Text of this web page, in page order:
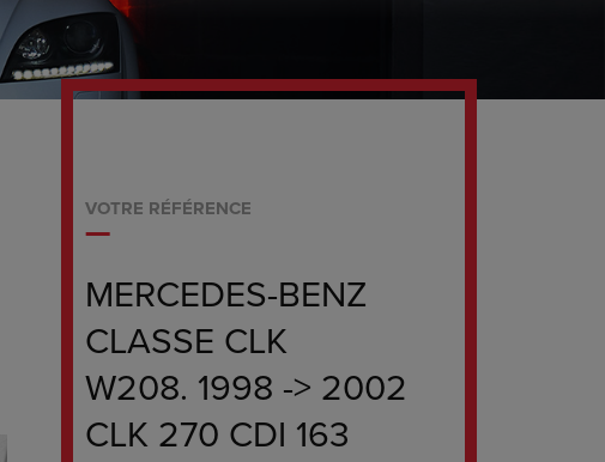
VOTRE RÉFÉRENCE
MERCEDES-BENZ
CLASSE CLK
W208. 1998 -> 2002
CLK 270 CDI 163